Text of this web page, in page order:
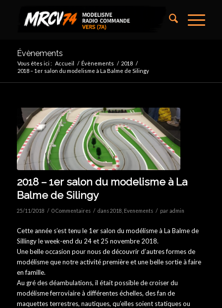
Évènements
Vous êtes ici : Accueil / Évènements / 2018 /
2018 – 1er salon du modelisme à La Balme de Silingy
2018 – 1er salon du modelisme à La
Balme de Silingy
25/11/2018 / 0 Commentaires / dans2018 Evenements / par admin
Cette année s’est tenu le 1er salon du modélisme à La Balme de
Sillingy le week-end du 24 et 25 novembre 2018.
Une belle occasion pour nous de découvrir d’autres formes de
modélisme que notre activité première et une belle sortie à faire
en famille.
Au gré des déambulations, il était possible de croiser du
modélisme ferroviaire à différentes échelles, des fan de
maquettes terrestres, nautiques, qu’elles soient statiques ou